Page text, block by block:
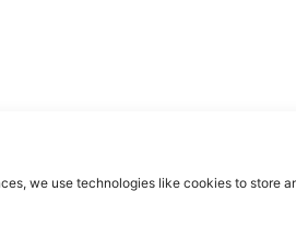
we use technologies like cookies to store